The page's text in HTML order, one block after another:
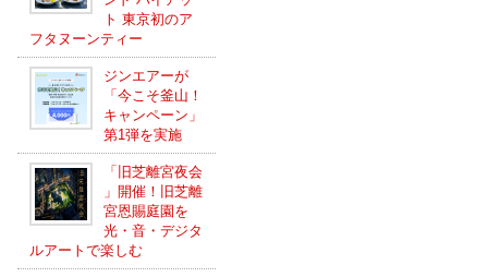
ト 東京初のア
フタヌーンティー
ジンエアーが
「今こそ釜山！
キャンペーン」
第1弾を実施
「旧芝離宮夜会
」開催！旧芝離
宮恩賜庭園を
光・音・デジタ
ルアートで楽しむ